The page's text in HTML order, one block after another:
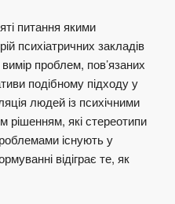
питання якими
психіатричних закладів
проблем, пов’язаних
подібному підходу у
людей із психічними
які стереотипи
існують у
відіграє те, як